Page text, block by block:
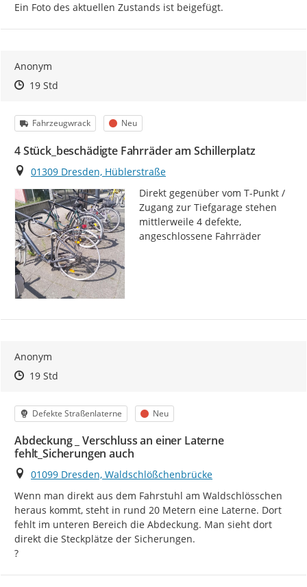
Ein Foto des aktuellen Zustands ist beigefügt.
Anonym
Zeitpunkt des Erstellens
Zeitpunkt des Erstellens
19 StdZur Äußerung
Kategorie
Fahrzeugwrack Status
Neu
4 Stück_beschädigte Fahrräder am Schillerplatz
Ort
01309 Dresden, Hüblerstraße
Direkt gegenüber vom T-Punkt /
Zugang zur Tiefgarage stehen
mittlerweile 4 defekte,
angeschlossene Fahrräder
Anonym
Zeitpunkt des Erstellens
Zeitpunkt des Erstellens
19 StdZur Äußerung
Kategorie
Defekte Straßenlaterne Status
Neu
Abdeckung _ Verschluss an einer Laterne
fehlt_Sicherungen auch
Ort
01099 Dresden, Waldschlößchenbrücke
Wenn man direkt aus dem Fahrstuhl am Waldschlösschen
heraus kommt, steht in rund 20 Metern eine Laterne. Dort
fehlt im unteren Bereich die Abdeckung. Man sieht dort
direkt die Steckplätze der Sicherungen.
?